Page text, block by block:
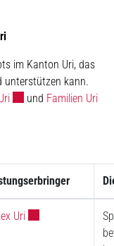
im Kanton Uri, das
unterstützen kann.
Externer Link wird in
und Familien Uri
UriExterner Link wird